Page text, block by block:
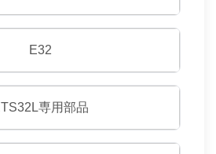
E32
専用部品